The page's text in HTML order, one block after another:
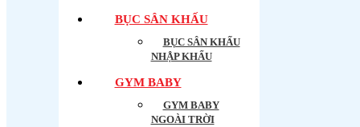
BỤC SÂN KHẤU
BỤC SÂN KHẤU
NHẬP KHẨU
GYM BABY
GYM BABY
NGOÀI TRỜI